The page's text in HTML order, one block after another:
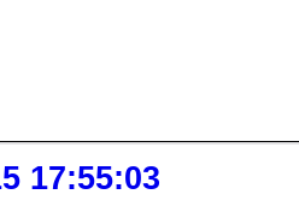
17:55:03